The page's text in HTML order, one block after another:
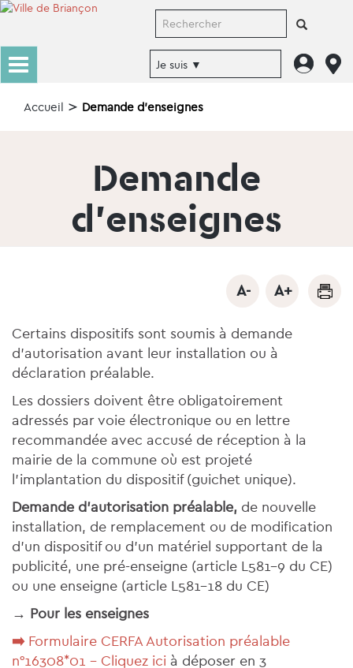
Accueil Demande d'enseignes
Demande
d'enseignes
Certains dispositifs sont soumis à demande
d’autorisation avant leur installation ou à
déclaration préalable.
Les dossiers doivent être obligatoirement
adressés par voie électronique ou en lettre
recommandée avec accusé de réception à la
mairie de la commune où est projeté
l'implantation du dispositif (guichet unique).
Demande d’autorisation préalable, de nouvelle
installation, de remplacement ou de modification
d’un dispositif ou d’un matériel supportant de la
publicité, une pré-enseigne (article L581-9 du CE)
ou une enseigne (article L581-18 du CE)
→ Pour les enseignes
➡️ Formulaire CERFA Autorisation préalable
n°16308*01 - Cliquez ici à déposer en 3